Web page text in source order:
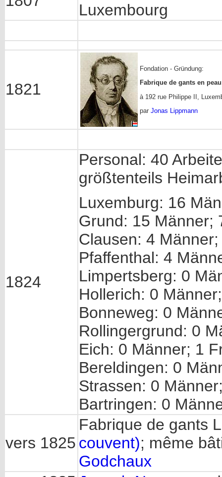
Luxembourg
1821
Fondation - Gründung:
Fabrique de gants en
à 192 rue Philippe II,
par Jonas Lippmann
1824
Personal: 40
größtenteils
Luxemburg: 16
Grund: 15 Männer;
Clausen: 4
Pfaffenthal: 4
Limpertsberg: 0
Hollerich: 0
Bonneweg: 0
Rollingergrund: 0
Eich: 0 Männer; 1
Bereldingen: 0
Strassen: 0
Bartringen: 0
vers 1825
Fabrique de gants
couvent); même
Godchaux